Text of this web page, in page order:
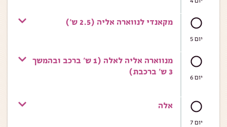
יום 5
מקאנדי לנווארה אליה (2.5 ש')
יום 6
מנווארה אליה לאלה (1 ש' ברכב ובהמשך
3 ש' ברכבת)
יום 7
אלה